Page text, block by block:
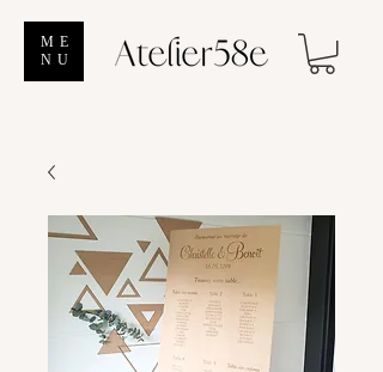
ME
NU